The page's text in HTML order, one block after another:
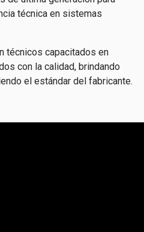
técnica en sistemas
técnicos capacitados en
con la calidad, brindando
el estándar del fabricante.